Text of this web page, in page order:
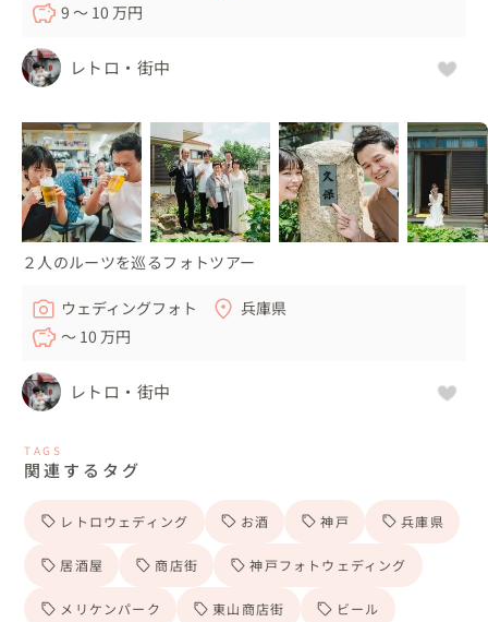
9 〜 10 万円
レトロ・街中
２人のルーツを巡るフォトツアー
ウェディングフォト
兵庫県
〜 10 万円
レトロ・街中
TAGS
関連するタグ
レトロウェディング お酒 神戸 兵庫県
居酒屋 商店街 神戸フォトウェディング
メリケンパーク 東山商店街 ビール